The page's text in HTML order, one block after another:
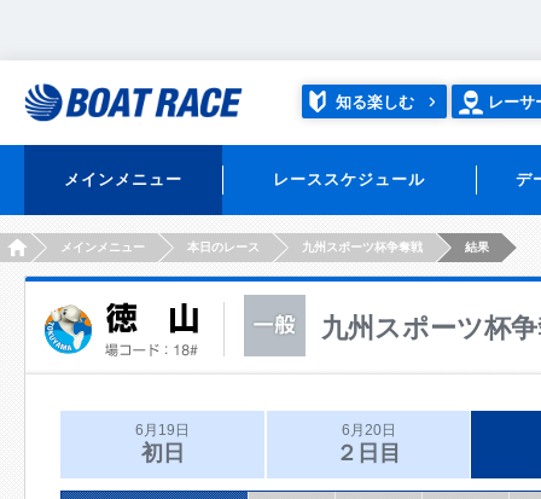
知る楽しむ レーサ
メインメニュー レーススケジュール デ
HOMEメインメニュー 本日のレース 九州スポーツ杯争奪戦 結果
九州スポーツ杯
6月19日
初日
6月20日
２日目